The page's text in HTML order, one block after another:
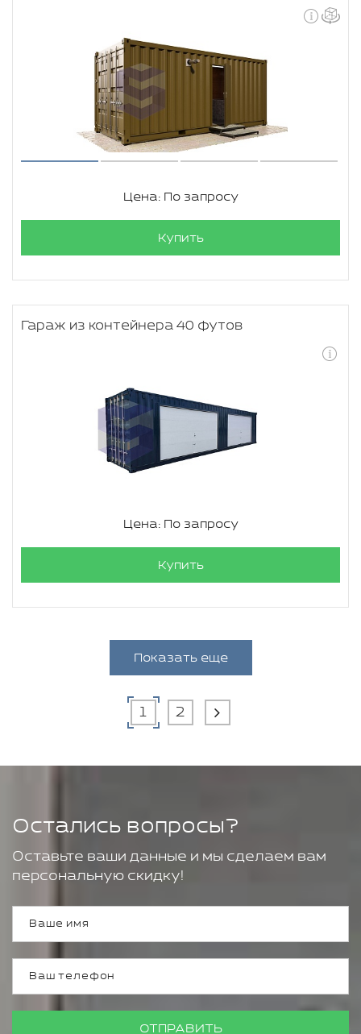
Цена: По запросу
Купить
Гараж из контейнера 40 футов
Цена: По запросу
Купить
Показать еще
1 2
Остались вопросы?
Оставьте ваши данные и мы сделаем вам
персональную скидку!
ОТПРАВИТЬ